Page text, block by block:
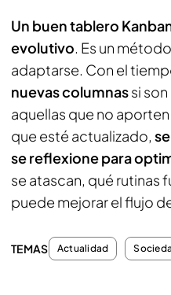
Un buen tablero
evolutivo. Es un
adaptarse. Con el
nuevas columnassi
aquellas que no
que esté actualizado,
se reflexione para
se atascan, qué rutinas
puede mejorar el flujo
TEMAS Actualidad